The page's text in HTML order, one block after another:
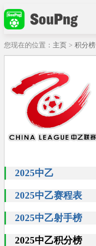
您现在的位置： 主页 > 积分榜
2025中乙
2025中乙赛程表
2025中乙射手榜
2025中乙积分榜